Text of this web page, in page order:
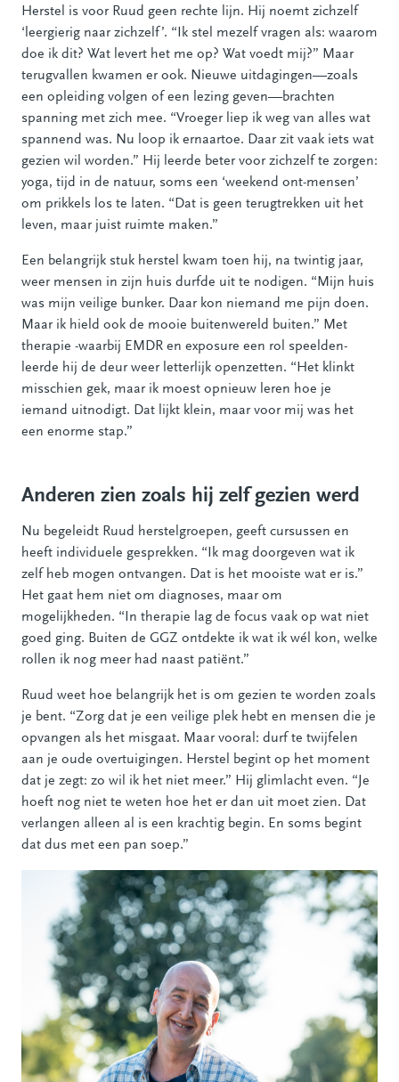
Herstel is voor Ruud geen rechte lijn. Hij noemt zichzelf
‘leergierig naar zichzelf’. “Ik stel mezelf vragen als: waarom
doe ik dit? Wat levert het me op? Wat voedt mij?” Maar
terugvallen kwamen er ook. Nieuwe uitdagingen—zoals
een opleiding volgen of een lezing geven—brachten
spanning met zich mee. “Vroeger liep ik weg van alles wat
spannend was. Nu loop ik ernaartoe. Daar zit vaak iets wat
gezien wil worden.” Hij leerde beter voor zichzelf te zorgen:
yoga, tijd in de natuur, soms een ‘weekend ont-mensen’
om prikkels los te laten. “Dat is geen terugtrekken uit het
leven, maar juist ruimte maken.”
Een belangrijk stuk herstel kwam toen hij, na twintig jaar,
weer mensen in zijn huis durfde uit te nodigen. “Mijn huis
was mijn veilige bunker. Daar kon niemand me pijn doen.
Maar ik hield ook de mooie buitenwereld buiten.” Met
therapie -waarbij EMDR en exposure een rol speelden-
leerde hij de deur weer letterlijk openzetten. “Het klinkt
misschien gek, maar ik moest opnieuw leren hoe je
iemand uitnodigt. Dat lijkt klein, maar voor mij was het
een enorme stap.”
Anderen zien zoals hij zelf gezien werd
Nu begeleidt Ruud herstelgroepen, geeft cursussen en
heeft individuele gesprekken. “Ik mag doorgeven wat ik
zelf heb mogen ontvangen. Dat is het mooiste wat er is.”
Het gaat hem niet om diagnoses, maar om
mogelijkheden. “In therapie lag de focus vaak op wat niet
goed ging. Buiten de GGZ ontdekte ik wat ik wél kon, welke
rollen ik nog meer had naast patiënt.”
Ruud weet hoe belangrijk het is om gezien te worden zoals
je bent. “Zorg dat je een veilige plek hebt en mensen die je
opvangen als het misgaat. Maar vooral: durf te twijfelen
aan je oude overtuigingen. Herstel begint op het moment
dat je zegt: zo wil ik het niet meer.” Hij glimlacht even. “Je
hoeft nog niet te weten hoe het er dan uit moet zien. Dat
verlangen alleen al is een krachtig begin. En soms begint
dat dus met een pan soep.”